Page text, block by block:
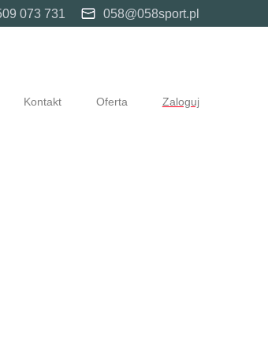
073 731 058@058sport.pl
Kontakt Oferta Zaloguj